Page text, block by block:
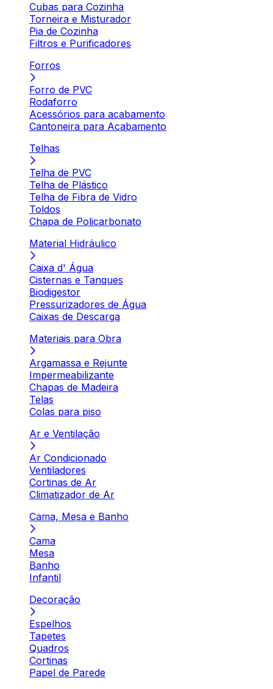
Cubas para Cozinha
Torneira e Misturador
Pia de Cozinha
Filtros e Purificadores
Forros
Forro de PVC
Rodaforro
Acessórios para acabamento
Cantoneira para Acabamento
Telhas
Telha de PVC
Telha de Plástico
Telha de Fibra de Vidro
Toldos
Chapa de Policarbonato
Material Hidráulico
Caixa d' Água
Cisternas e Tanques
Biodigestor
Pressurizadores de Água
Caixas de Descarga
Materiais para Obra
Argamassa e Rejunte
Impermeabilizante
Chapas de Madeira
Telas
Colas para piso
Ar e Ventilação
Ar Condicionado
Ventiladores
Cortinas de Ar
Climatizador de Ar
Cama, Mesa e Banho
Cama
Mesa
Banho
Infantil
Decoração
Espelhos
Tapetes
Quadros
Cortinas
Papel de Parede